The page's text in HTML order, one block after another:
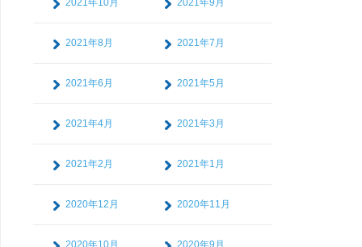
2021年10月 2021年9月
2021年8月 2021年7月
2021年6月 2021年5月
2021年4月 2021年3月
2021年2月 2021年1月
2020年12月 2020年11月
2020年10月 2020年9月